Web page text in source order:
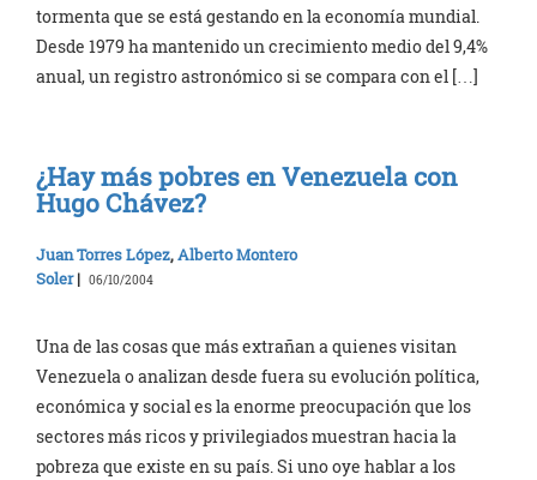
tormenta que se está gestando en la economía mundial.
Desde 1979 ha mantenido un crecimiento medio del 9,4%
anual, un registro astronómico si se compara con el […]
¿Hay más pobres en Venezuela con
Hugo Chávez?
Juan Torres López,Alberto Montero
Soler| 06/10/2004
Una de las cosas que más extrañan a quienes visitan
Venezuela o analizan desde fuera su evolución política,
económica y social es la enorme preocupación que los
sectores más ricos y privilegiados muestran hacia la
pobreza que existe en su país. Si uno oye hablar a los